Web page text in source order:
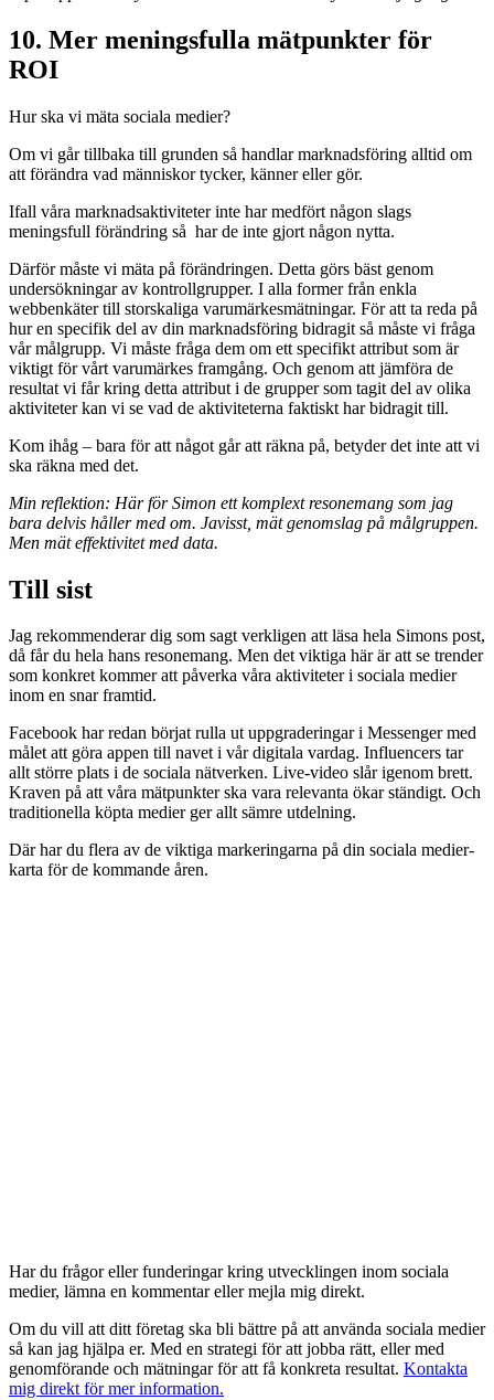
10. Mer meningsfulla mätpunkter för
ROI
Hur ska vi mäta sociala medier?
Om vi går tillbaka till grunden så handlar marknadsföring alltid om
att förändra vad människor tycker, känner eller gör.
Ifall våra marknadsaktiviteter inte har medfört någon slags
meningsfull förändring så har de inte gjort någon nytta.
Därför måste vi mäta på förändringen. Detta görs bäst genom
undersökningar av kontrollgrupper. I alla former från enkla
webbenkäter till storskaliga varumärkesmätningar. För att ta reda på
hur en specifik del av din marknadsföring bidragit så måste vi fråga
vår målgrupp. Vi måste fråga dem om ett specifikt attribut som är
viktigt för vårt varumärkes framgång. Och genom att jämföra de
resultat vi får kring detta attribut i de grupper som tagit del av olika
aktiviteter kan vi se vad de aktiviteterna faktiskt har bidragit till.
Kom ihåg – bara för att något går att räkna på, betyder det inte att vi
ska räkna med det.
Min reflektion: Här för Simon ett komplext resonemang som jag
bara delvis håller med om. Javisst, mät genomslag på målgruppen.
Men mät effektivitet med data.
Till sist
Jag rekommenderar dig som sagt verkligen att läsa hela Simons post,
då får du hela hans resonemang. Men det viktiga här är att se trender
som konkret kommer att påverka våra aktiviteter i sociala medier
inom en snar framtid.
Facebook har redan börjat rulla ut uppgraderingar i Messenger med
målet att göra appen till navet i vår digitala vardag. Influencers tar
allt större plats i de sociala nätverken. Live-video slår igenom brett.
Kraven på att våra mätpunkter ska vara relevanta ökar ständigt. Och
traditionella köpta medier ger allt sämre utdelning.
Där har du flera av de viktiga markeringarna på din sociala medier-
karta för de kommande åren.
Har du frågor eller funderingar kring utvecklingen inom sociala
medier, lämna en kommentar eller mejla mig direkt.
Om du vill att ditt företag ska bli bättre på att använda sociala medier
så kan jag hjälpa er. Med en strategi för att jobba rätt, eller med
genomförande och mätningar för att få konkreta resultat. Kontakta
mig direkt för mer information.